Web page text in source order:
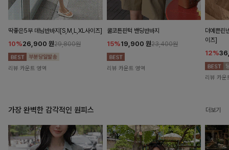
딱좋은5부 데님반바지[S,M,L,XL사이즈]
10%26,900 원29,800원
리뷰 카운트 영역
쿨코튼핀턱 밴딩반바지
15%19,900 원23,400원
리뷰 카운트 영역
더예쁜린
이즈]
12%
리뷰 카운
가장 완벽한 감각적인 원피스 더보기